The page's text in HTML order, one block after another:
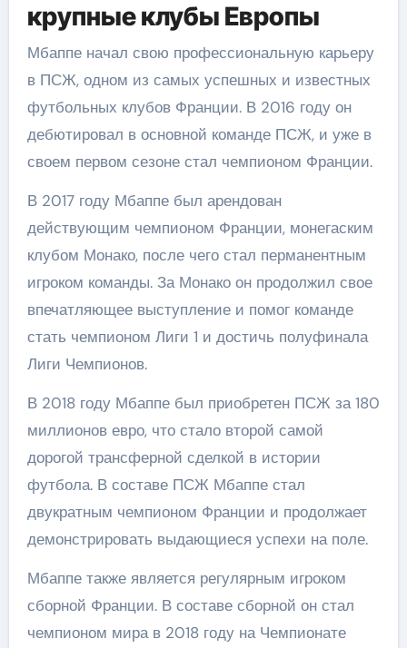
крупные клубы Европы
Мбаппе начал свою профессиональную карьеру
в ПСЖ, одном из самых успешных и известных
футбольных клубов Франции. В 2016 году он
дебютировал в основной команде ПСЖ, и уже в
своем первом сезоне стал чемпионом Франции.
В 2017 году Мбаппе был арендован
действующим чемпионом Франции, монегаским
клубом Монако, после чего стал перманентным
игроком команды. За Монако он продолжил свое
впечатляющее выступление и помог команде
стать чемпионом Лиги 1 и достичь полуфинала
Лиги Чемпионов.
В 2018 году Мбаппе был приобретен ПСЖ за 180
миллионов евро, что стало второй самой
дорогой трансферной сделкой в истории
футбола. В составе ПСЖ Мбаппе стал
двукратным чемпионом Франции и продолжает
демонстрировать выдающиеся успехи на поле.
Мбаппе также является регулярным игроком
сборной Франции. В составе сборной он стал
чемпионом мира в 2018 году на Чемпионате